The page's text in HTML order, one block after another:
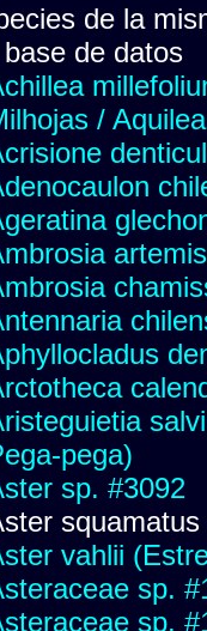
de la
de datos
/
pega)
sp. #3092
squamatus
vahlii
sp.
sp.